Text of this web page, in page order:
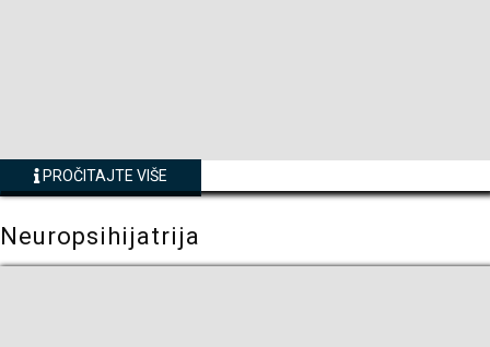
PROČITAJTE VIŠE
Neuropsihijatrija